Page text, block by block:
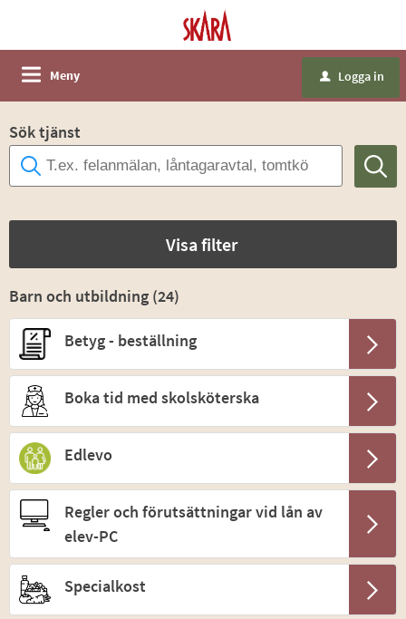
Meny u Logga in
Sök tjänst
Visa filter
Barn och utbildning (24)
Betyg - beställning
Boka tid med skolsköterska
Edlevo
Regler och förutsättningar vid lån av
elev-PC
Specialkost